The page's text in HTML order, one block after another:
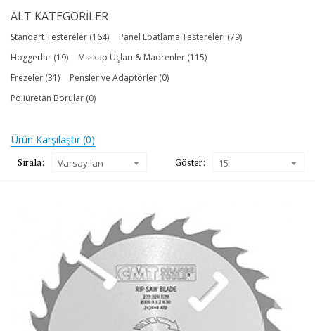
ALT KATEGORILER
Standart Testereler (164)
Panel Ebatlama Testereleri (79)
Hoggerlar (19)
Matkap Uçları & Madrenler (115)
Frezeler (31)
Pensler ve Adaptörler (0)
Poliüretan Borular (0)
Ürün Karşılaştır (0)
Sırala: Varsayılan Göster: 15